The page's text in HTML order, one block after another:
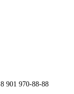
8 901 970-88-88